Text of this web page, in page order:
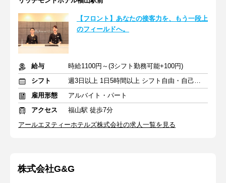
【フロント】あなたの接客力を、もう一段上
のフィールドへ。
給与
時給1100円～(3シフト勤務可能+100円)
シフト
週3日以上 1日5時間以上 シフト自由・自己申告
雇用形態
アルバイト・パート
アクセス
福山駅 徒歩7分
アールエヌティーホテルズ株式会社の求人一覧を見る
株式会社G&G